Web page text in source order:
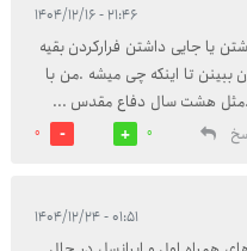
۲۱:۴۶ - ۱۴۰۴/۱۲/۱۶
یا جایی داشتن فرارکردن بقیه
ببینن تا اینکه چی میشه .من با
.مثل هشت سال دفاع مقدس ...
0
0
۰۱:۵۱ - ۱۴۰۴/۱۲/۲۴